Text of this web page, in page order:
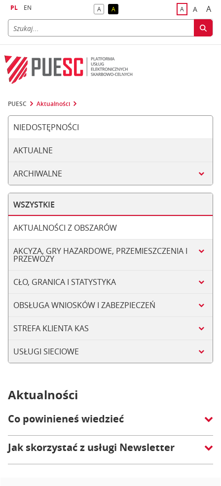
PL EN Akontrast domyślny
Akontrast żółty tekst na czarnym tle
Adomyślna
A A
PUESC Aktualności
NIEDOSTĘPNOŚCI
AKTUALNE
ARCHIWALNE
WSZYSTKIE
AKTUALNOŚCI Z OBSZARÓW
AKCYZA, GRY HAZARDOWE, PRZEMIESZCZENIA I
PRZEWOZY
CŁO, GRANICA I STATYSTYKA
OBSŁUGA WNIOSKÓW I ZABEZPIECZEŃ
STREFA KLIENTA KAS
USŁUGI SIECIOWE
Aktualności
Co powinieneś wiedzieć
Jak skorzystać z usługi Newsletter